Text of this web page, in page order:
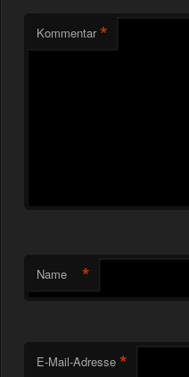
Kommentar *
Name *
E-Mail-Adresse *